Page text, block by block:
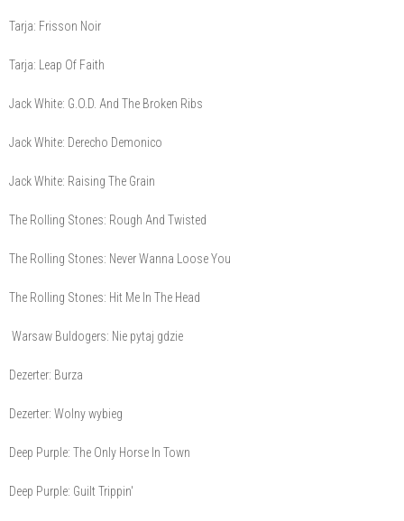
Tarja: Frisson Noir
Tarja: Leap Of Faith
Jack White: G.O.D. And The Broken Ribs
Jack White: Derecho Demonico
Jack White: Raising The Grain
The Rolling Stones: Rough And Twisted
The Rolling Stones: Never Wanna Loose You
The Rolling Stones: Hit Me In The Head
Warsaw Buldogers: Nie pytaj gdzie
Dezerter: Burza
Dezerter: Wolny wybieg
Deep Purple: The Only Horse In Town
Deep Purple: Guilt Trippin'